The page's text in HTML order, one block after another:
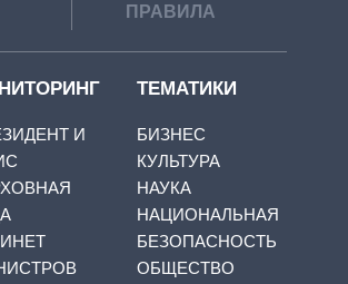
ПРАВИЛА
И
ТЕМАТИКИ
БИЗНЕС
КУЛЬТУРА
НАУКА
НАЦИОНАЛЬНАЯ
БЕЗОПАСНОСТЬ
ОБЩЕСТВО